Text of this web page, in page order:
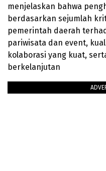
menjelaskan bahwa
berdasarkan sejumlah
pemerintah daerah
pariwisata dan event,
kolaborasi yang kuat,
berkelanjutan